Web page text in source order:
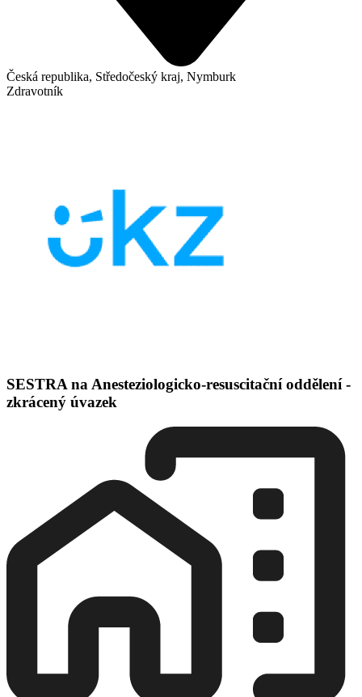
Česká republika, Středočeský kraj, Nymburk
Zdravotník
SESTRA na Anesteziologicko-resuscitační oddělení -
zkrácený úvazek